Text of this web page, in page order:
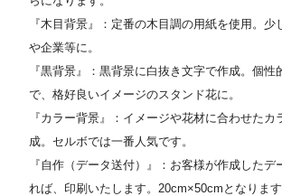
『木目背景』：定番の木目調の用紙を使用。少
や企業等に。
『黒背景』：黒背景に白抜き文字で作成。個性
で、格好良いイメージのスタンド花に。
『カラー背景』：イメージや花材に合わせたカ
成。セルボでは一番人気です。
『自作（データ送付）』：お客様が作成したデ
れば、印刷いたします。20cm×50cmとなります